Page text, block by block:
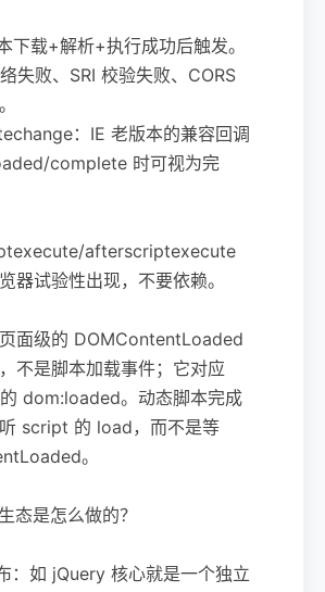
下载+解析+执行成功后触发。
失败、SRI 校验失败、CORS
：IE 老版本的兼容回调
complete 时可视为完
afterscriptexecute
器试验性出现，不要依赖。
面级的 DOMContentLoaded
不是脚本加载事件；它对应
dom:loaded。动态脚本完成
script 的 load，而不是等
。
态是怎么做的？
：如 jQuery 核心就是一个独立